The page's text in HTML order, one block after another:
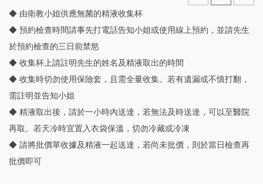
◆ 由衛教小姐供應無菌的精液收集杯
◆ 預約檢查時間請事先打電話告知小姐或使用線上預約，並請先生
於預約檢查的三日前禁慾
◆ 收集杯上請註明先生的姓名及精液取出的時間
◆ 收集時切勿使用保險套，且需全量收集。若有遺漏或不慎打翻，
需註明並告知小姐
◆ 精液取出後，請於一小時內送達，若無法及時送達，可以至醫院
再取。若天冷時宜置入衣袋保溫，切勿冷藏或冷凍
◆ 請將批價單收據及精液一起送達，若尚未批價，則於當日檢查再
批價即可